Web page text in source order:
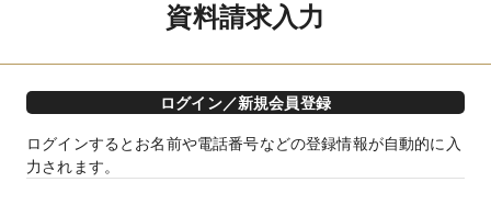
資料請求入力
ログイン／新規会員登録
ログインするとお名前や電話番号などの登録情報が自動的に入
力されます。